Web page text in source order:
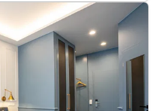
Wellnessbereich
& Saunatuch
auf dem Zimmer